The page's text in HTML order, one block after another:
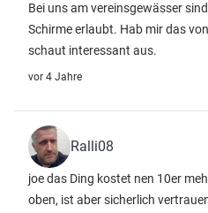
Bei uns am vereinsgewässer
Schirme erlaubt. Hab mir das
schaut interessant aus.
vor 4 Jahre
Ralli08
joe das Ding kostet nen 10er
oben, ist aber sicherlich